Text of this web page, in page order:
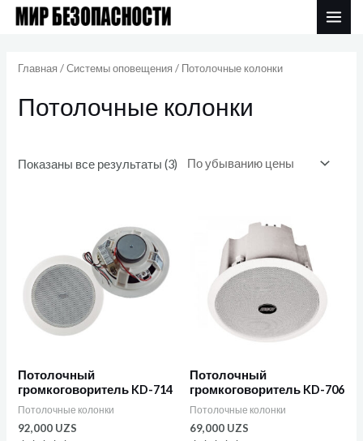
Перейти
Главная /Системы оповещения / Потолочные колонки
Потолочные колонки
Показаны все результаты (3)
убыванию
Потолочный
громкоговоритель KD-714
Потолочные колонки
92,000 UZS
Потолочный
громкоговоритель KD-706
Потолочные колонки
69,000 UZS